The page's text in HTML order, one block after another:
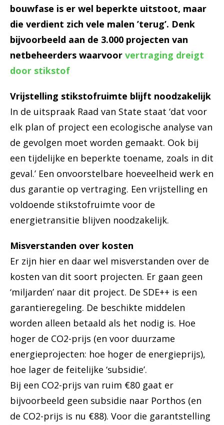
bouwfase is er wel beperkte uitstoot, maar
die verdient zich vele malen ’terug’. Denk
bijvoorbeeld aan de 3.000 projecten van
netbeheerders waarvoor vertraging dreigt
door stikstof
Vrijstelling stikstofruimte blijft noodzakelijk
In de uitspraak Raad van State staat ‘dat voor
elk plan of project een ecologische analyse van
de gevolgen moet worden gemaakt. Ook bij
een tijdelijke en beperkte toename, zoals in dit
geval.’ Een onvoorstelbare hoeveelheid werk en
dus garantie op vertraging. Een vrijstelling en
voldoende stikstofruimte voor de
energietransitie blijven noodzakelijk.
Misverstanden over kosten
Er zijn hier en daar wel misverstanden over de
kosten van dit soort projecten. Er gaan geen
‘miljarden’ naar dit project. De SDE++ is een
garantieregeling. De beschikte middelen
worden alleen betaald als het nodig is. Hoe
hoger de CO2-prijs (en voor duurzame
energieprojecten: hoe hoger de energieprijs),
hoe lager de feitelijke ‘subsidie’.
Bij een CO2-prijs van ruim €80 gaat er
bijvoorbeeld geen subsidie naar Porthos (en
de CO2-prijs is nu €88). Voor die garantstelling